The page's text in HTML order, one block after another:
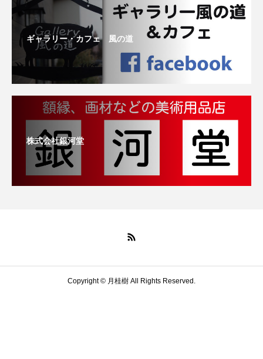
ギャラリー・カフェ 風の道
株式会社銀河堂
Copyright © 月桂樹 All Rights Reserved.